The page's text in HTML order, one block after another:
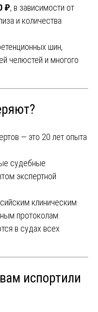
₽, в зависимости от
и количества
шин,
челюстей и многого
— это 20 лет опыта
судебные
экспертной
клиническим
протоколам.
в судах всех
испортили